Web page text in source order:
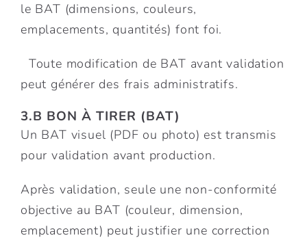
le BAT (dimensions, couleurs,
emplacements, quantités) font foi.
Toute modification de BAT avant validation
peut générer des frais administratifs.
3.B BON À TIRER (BAT)
Un BAT visuel (PDF ou photo) est transmis
pour validation avant production.
Après validation, seule une non-conformité
objective au BAT (couleur, dimension,
emplacement) peut justifier une correction